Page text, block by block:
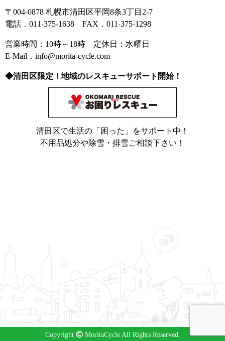
〒004-0878 札幌市清田区平岡8条3丁目2-7
電話．011-375-1638 FAX．011-375-1298
営業時間：10時～18時 定休日：水曜日
E-Mail．info@morita-cycle.com
◆清田区限定！地域のレスキューサポート開始！
清田区で生活の「困った」をサポート中！
不用品処分や除雪・排雪ご相談下さい！
Copyright MoritaCycle All Rights Reserved.